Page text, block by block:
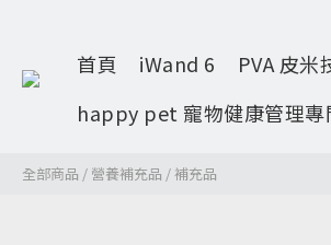
首頁 iWand 6 PVA 皮米
happy pet 寵物健康管理專
全部商品 / 營養補充品 /補充品